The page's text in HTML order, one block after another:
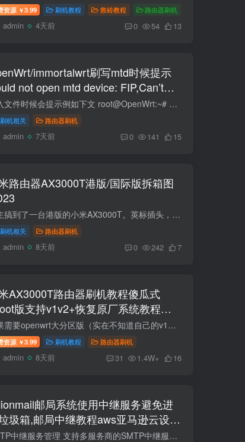
资源 ￥3.99 刷机教程 救砖教程 路由器刷机
admin 4天前 0 54 13
immortalwrt刷写mtd时候提示
not open mtd device: FIP,Can’t
device for writing!解决办法
写入文件时候会提示例如下文 root@OpenWrt:~# mtd write /tmp/mtd5_FIP.bin FIPCould not open mtd device: FIPCan't open device for writing! 解锁写入OpenWrt 默认 mtd 是只读的，你需要安装...
刷机相关 路由器刷机
admin 7天前 0 141 15
路由器AX3000T港版/国际版拆箱图
博主搞到了一台港版的小米AX3000T。英标插头，来看看吧。和中国大陆版做工目测没有任何区别。包装和标签不一样。英标的三角插口是不能分开的。编号也不一样.也支持刷机的。v1版本 Xiaomi MiR Pa...
刷机相关 路由器刷机
admin 8天前 0 242 7
AX3000T路由器刷机教程傻瓜式
版支持v1v2+恢复原厂系统教程
RD23
如果需要openwrt大分区版（实在不知道自己的v1或者v2可以用openwrt大分区版，通用） 联发科版本SN：49850开头。高通版本SN:64594开头,教程支持国际版RD23(V1) 目前ax3000tv1v2最新版固件都是1.0...
资源 ￥3.99 刷机教程 路由器刷机
admin 8天前 31 1.4W+ 16
邮局系统使用中继服务避免进
圾箱,邮局中继教程aws亚马逊云设置
免费中继
SMTP中继服务管理​ 支持多服务商的SMTP中继服务统一管理 需先添加域名，每个域名仅可绑定一个SMTP中继服务。 SMTP中继服务概览 为什么要使用SMTP中继？​ ISP限制：大多数云服务器（如AWS EC2...